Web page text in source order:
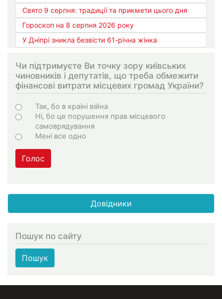
Свято 9 серпня: традиції та прикмети цього дня
Гороскоп на 8 серпня 2026 року
У Дніпрі зникла безвісти 61-річна жінка
Чи підтримуєте Ви точку зору київських
чиновників і депутатів, що треба обмежити
фінансові витрати місцевих громад України?
Варіанти
Так, бо в країні війна
Ні, бо це порушення прав місцевого
самоврядування
Мені все одно
Голос
Довідники
Пошук по сайту
Пошук